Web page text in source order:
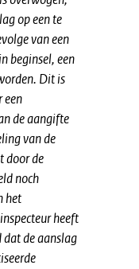
op een te
van een
beginsel, een
Dit is
een
de aangifte
van de
door de
noch
het
heeft
de aanslag